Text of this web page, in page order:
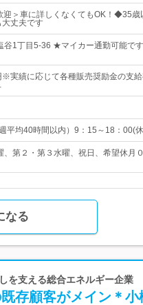
迎＞車に詳しくなくてもOK！◆35
丈夫です
谷1丁目5‐36 ★マイカー通勤可能で
※実績に応じて各種販売奨励金の支
平均40時間以内）9：15～18：
、第２・第３水曜、祝日、希望休月
なる
を支える総合エネルギー企業
存顧客がメイン＊